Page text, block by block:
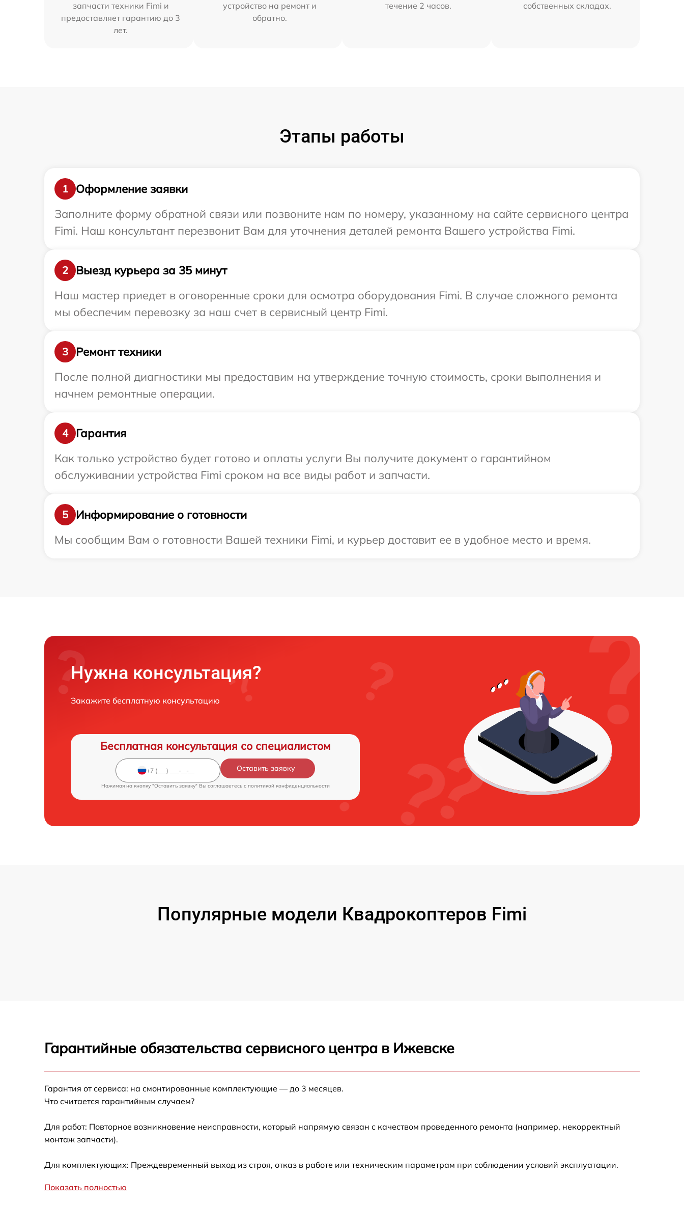
запчасти техники Fimi и
предоставляет гарантию до 3
лет.
устройство на ремонт и
обратно.
течение 2 часов.
собственных складах.
Этапы работы
1
Оформление заявки
Заполните форму обратной связи или позвоните нам по номеру, указанному на сайте сервисного центра
Fimi. Наш консультант перезвонит Вам для уточнения деталей ремонта Вашего устройства Fimi.
2
Выезд курьера за 35 минут
Наш мастер приедет в оговоренные сроки для осмотра оборудования Fimi. В случае сложного ремонта
мы обеспечим перевозку за наш счет в сервисный центр Fimi.
3
Ремонт техники
После полной диагностики мы предоставим на утверждение точную стоимость, сроки выполнения и
начнем ремонтные операции.
4
Гарантия
Как только устройство будет готово и оплаты услуги Вы получите документ о гарантийном
обслуживании устройства Fimi сроком на все виды работ и запчасти.
5
Информирование о готовности
Мы сообщим Вам о готовности Вашей техники Fimi, и курьер доставит ее в удобное место и время.
Нужна консультация?
Закажите бесплатную консультацию
Бесплатная консультация со специалистом
Оставить заявку
Нажимая на кнопку "Оставить заявку" Вы соглашаетесь c политикой конфиденциальности
Популярные модели Квадрокоптеров Fimi
Гарантийные обязательства сервисного центра в Ижевске
Гарантия от сервиса: на смонтированные комплектующие — до 3 месяцев.
Что считается гарантийным случаем?
Для работ: Повторное возникновение неисправности, который напрямую связан с качеством проведенного ремонта (например, некорректный
монтаж запчасти).
Для комплектующих: Преждевременный выход из строя, отказ в работе или техническим параметрам при соблюдении условий эксплуатации.
Показать полностью